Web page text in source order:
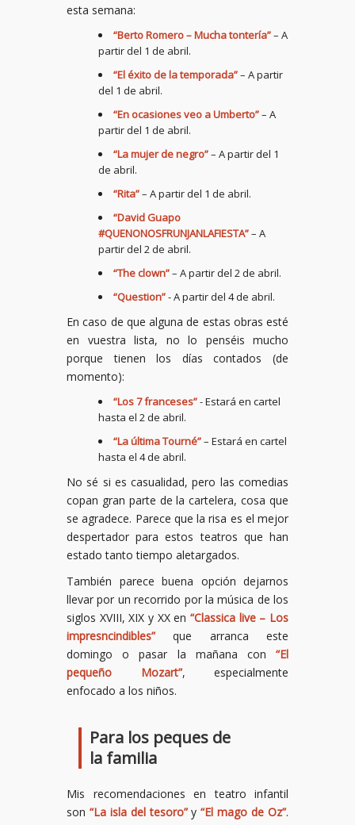
esta semana:
“Berto Romero – Mucha tontería”– A
partir del 1 de abril.
“El éxito de la temporada”– A partir
del 1 de abril.
“En ocasiones veo a Umberto”– A
partir del 1 de abril.
“La mujer de negro”– A partir del 1
de abril.
“Rita”– A partir del 1 de abril.
“David Guapo
#QUENONOSFRUNJANLAFIESTA”– A
partir del 2 de abril.
“The clown”– A partir del 2 de abril.
“Question”- A partir del 4 de abril.
En caso de que alguna de estas obras esté
en vuestra lista, no lo penséis mucho
porque tienen los días contados (de
momento):
“Los 7 franceses”- Estará en cartel
hasta el 2 de abril.
“La última Tourné”– Estará en cartel
hasta el 4 de abril.
No sé si es casualidad, pero las comedias
copan gran parte de la cartelera, cosa que
se agradece. Parece que la risa es el mejor
despertador para estos teatros que han
estado tanto tiempo aletargados.
También parece buena opción dejarnos
llevar por un recorrido por la música de los
siglos XVIII, XIX y XX en “Classica live – Los
impresncindibles”que arranca este
domingo o pasar la mañana con “El
pequeño Mozart”, especialmente
enfocado a los niños.
Para los peques de
la familia
Mis recomendaciones en teatro infantil
son “La isla del tesoro”y“El mago de Oz”.